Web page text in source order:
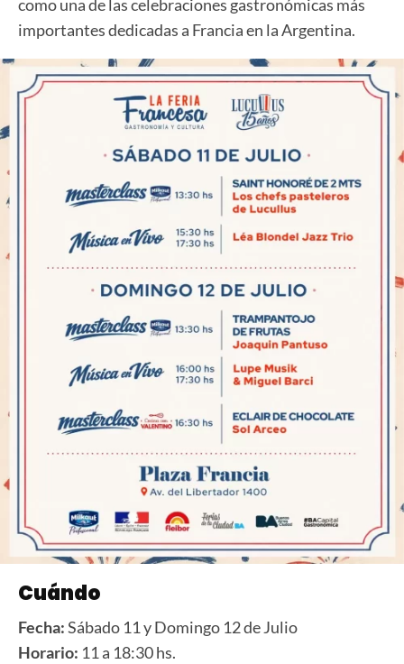
como una de las celebraciones gastronómicas más
importantes dedicadas a Francia en la Argentina.
Cuándo
Fecha:Sábado 11 y Domingo 12 de Julio
Horario: 11 a 18:30 hs.